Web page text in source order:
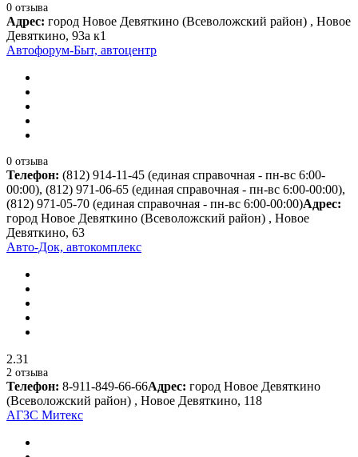
0 отзыва
Адрес: город Новое Девяткино (Всеволожский район) , Новое
Девяткино, 93а к1
Автофорум-Быт, автоцентр
0 отзыва
Телефон: (812) 914-11-45 (единая справочная - пн-вс 6:00-
00:00), (812) 971-06-65 (единая справочная - пн-вс 6:00-00:00),
(812) 971-05-70 (единая справочная - пн-вс 6:00-00:00)Адрес:
город Новое Девяткино (Всеволожский район) , Новое
Девяткино, 63
Авто-Док, автокомплекс
2.31
2 отзыва
Телефон: 8-911-849-66-66Адрес: город Новое Девяткино
(Всеволожский район) , Новое Девяткино, 118
АГЗС Митекс